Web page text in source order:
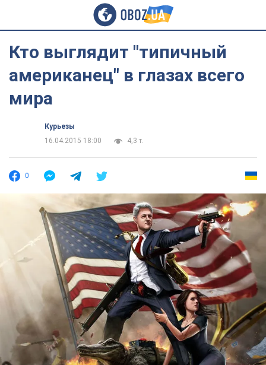
Кто выглядит "типичный
американец" в глазах всего
мира
Курьезы
16.04.2015 18:00
4,3 т.
0